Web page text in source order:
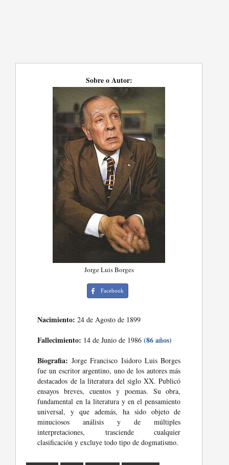
Sobre o Autor:
Jorge Luis Borges
Facebook
Nacimiento: 24 de Agosto de 1899
Fallecimiento: 14 de Junio de 1986(86 años)
Biografia: Jorge Francisco Isidoro Luis Borges
fue un escritor argentino, uno de los autores más
destacados de la literatura del siglo XX. Publicó
ensayos breves, cuentos y poemas. Su obra,
fundamental en la literatura y en el pensamiento
universal, y que además, ha sido objeto de
minuciosos análisis y de múltiples
interpretaciones, trasciende cualquier
clasificación y excluye todo tipo de dogmatismo.